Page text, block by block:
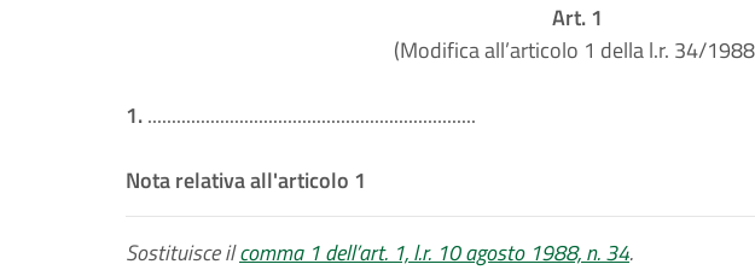
Art. 1
(Modifica all’articolo 1 della l.r. 34/
1.....................................................................
Nota relativa all'articolo 1
Sostituisce ilcomma 1 dell’art. 1, l.r. 10 agosto 1988, n. 34.